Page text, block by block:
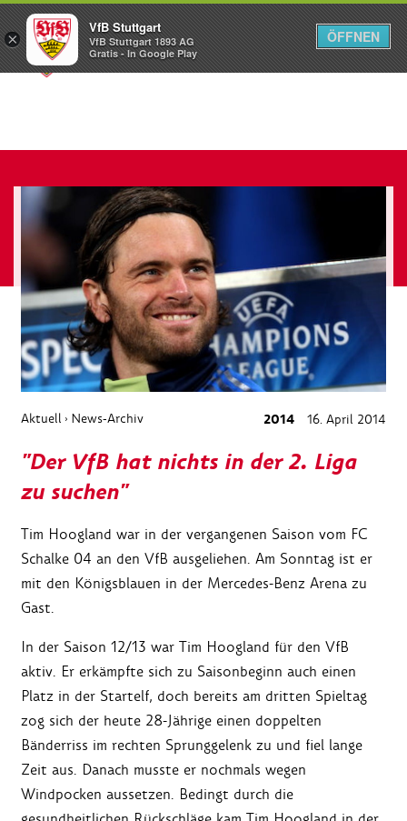
Menü
Aktuell › News-Archiv 2014 16. April 2014
"Der VfB hat nichts in der 2. Liga
zu suchen"
Tim Hoogland war in der vergangenen Saison vom FC
Schalke 04 an den VfB ausgeliehen. Am Sonntag ist er
mit den Königsblauen in der Mercedes-Benz Arena zu
Gast.
In der Saison 12/13 war Tim Hoogland für den VfB
aktiv. Er erkämpfte sich zu Saisonbeginn auch einen
Platz in der Startelf, doch bereits am dritten Spieltag
zog sich der heute 28-Jährige einen doppelten
Bänderriss im rechten Sprunggelenk zu und fiel lange
Zeit aus. Danach musste er nochmals wegen
Windpocken aussetzen. Bedingt durch die
×
VfB Stuttgart
VfB Stuttgart 1893 AG
Gratis - In Google Play
ÖFFNEN